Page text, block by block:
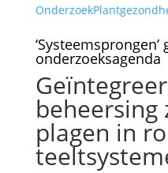
Onderzoek
onderzoeksagenda
beheersing
plagen in